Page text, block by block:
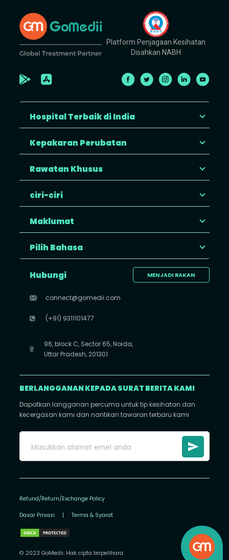
Platform Penjagaan Kesihatan
Disahkan NABH
Hospital Terbaik di India
Kepakaran Perubatan
Rawatan Khusus
ciri-ciri
Maklumat
Pilih Bahasa
MENJADI RAKAN
Hubungi
connect@gomedii.com
(+91) 9311101477
96, block C, Sector 65, Noida,
Uttar Pradesh, 201301
BERLANGGANAN KEPADA SURAT BERITA KAMI
Dapatkan langganan percuma untuk tip kesihatan dan
kecergasan kami dan nantikan tawaran terbaru kami
Refund/Return/Exchange Policy
Dasar Privasi | Terma & Syarat
© 2023 GoMedii. Hak cipta terpelihara